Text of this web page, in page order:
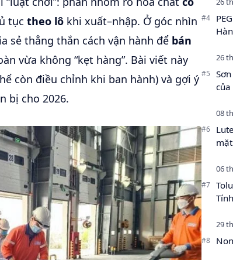
tục theo lôkhi xuất–nhập. Ở góc nhìn
sẻ thẳng thắn cách vận hành để bán
vừa không “kẹt hàng”. Bài viết này
còn điều chỉnh khi ban hành) và gợi ý
bị cho 2026.